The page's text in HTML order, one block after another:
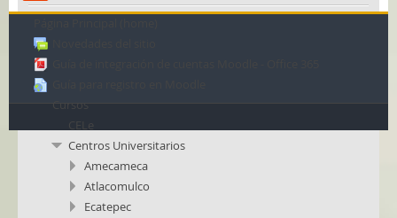
Cursos
CELe
Centros Universitarios
Amecameca
Atlacomulco
Ecatepec